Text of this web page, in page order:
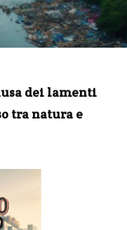
dei lamenti
tra natura e